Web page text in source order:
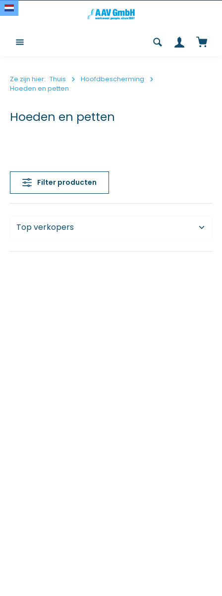
Overslaan en naar de inhoud gaan
Ze zijn hier: Thuis
Hoofdbescherming
Hoeden en petten
Hoeden en petten
Filter producten